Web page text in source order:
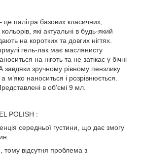
палітра базових класичних,
які актуальні в будь-який
на коротких та довгих нігтях.
гель-лак має маслянисту
на ніготь та не затікає у бічні
завдяки зручному рівному пензлику
м’яко наноситься і розрівнюється.
в обʼємі 9 мл.
POLISH :
середньої густини, що дає змогу
тому відсутня проблема з